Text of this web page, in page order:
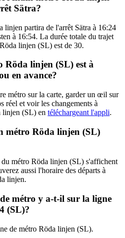
Sätra?
linjen partira de l'arrêt Sätra à 16:24
à 16:54. La durée totale du trajet
linjen (SL) est de 30.
Röda linjen (SL) est à
en avance?
métro sur la carte, garder un œil sur
réel et voir les changements à
linjen (SL) en téléchargeant l'appli.
métro Röda linjen (SL)
du métro Röda linjen (SL) s'affichent
aussi l'horaire des départs à
linjen.
métro y a-t-il sur la ligne
(SL)?
de métro Röda linjen (SL).